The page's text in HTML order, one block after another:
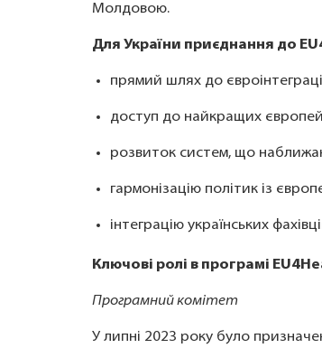
Молдовою.
Для України приєднання до
прямий шлях до
доступ до найкращих
розвиток систем, що
гармонізацію політик із
інтеграцію українських
Ключові ролі в програмі
Програмний комітет
У липні 2023 року було